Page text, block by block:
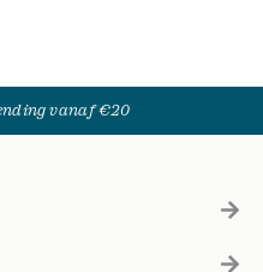
vanaf €20